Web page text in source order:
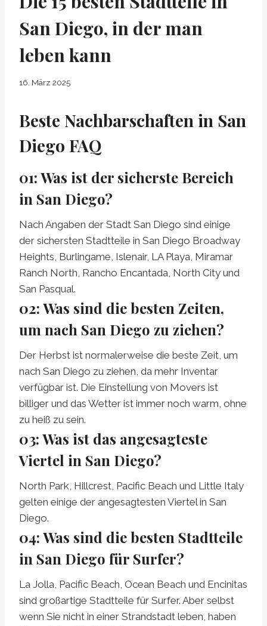
San Diego, in der man
leben kann
16. März 2025
Beste Nachbarschaften in San
Diego FAQ
01:Was ist der sicherste Bereich
in San Diego?
Nach Angaben der Stadt San Diego sind einige
der sichersten Stadtteile in San Diego Broadway
Heights, Burlingame, Islenair, LA Playa, Miramar
Ranch North, Rancho Encantada, North City und
San Pasqual.
02:Was sind die besten Zeiten,
um nach San Diego zu ziehen?
Der Herbst ist normalerweise die beste Zeit, um
nach San Diego zu ziehen, da mehr Inventar
verfügbar ist. Die Einstellung von Movers ist
billiger und das Wetter ist immer noch warm, ohne
zu heiß zu sein.
03:Was ist das angesagteste
Viertel in San Diego?
North Park, Hillcrest, Pacific Beach und Little Italy
gelten einige der angesagtesten Viertel in San
Diego.
04:Was sind die besten Stadtteile
in San Diego für Surfer?
La Jolla, Pacific Beach, Ocean Beach und Encinitas
sind großartige Stadtteile für Surfer. Aber selbst
wenn Sie nicht in einer Strandstadt leben, haben